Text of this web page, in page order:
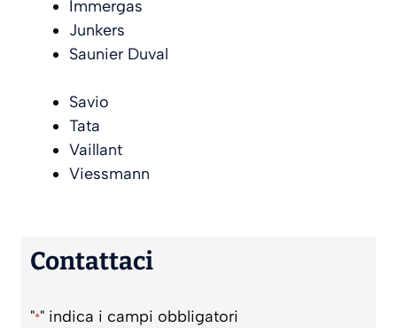
Immergas
Junkers
Saunier Duval
Savio
Tata
Vaillant
Viessmann
Contattaci
"*" indica i campi obbligatori